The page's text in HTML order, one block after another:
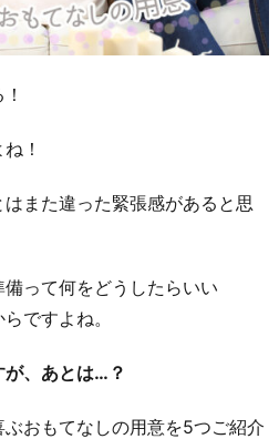
！
また違った緊張感があると思
って何をどうしたらいい
ですよね。
が、あとは…？
おもてなしの用意を5つご紹介